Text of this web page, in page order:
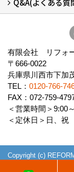
Q&A(よくある質
有限会社 リフォ
〒666-0022
兵庫県川西市下加
TEL： 0120-766-
FAX：072-759-
＜営業時間＞9:00
＜定休日＞日、祝
Copyright (c)